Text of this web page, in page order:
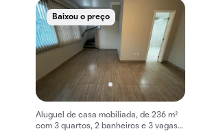
Baixou o preço
Aluguel de casa mobiliada, de 236 m²
com 3 quartos, 2 banheiros e 3 vagas